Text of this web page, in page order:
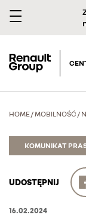
HOME/MOBILNOŚĆ /
KOMUNIKAT
UDOSTĘPNIJ
16.02.2024